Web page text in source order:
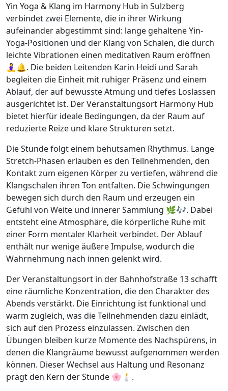
Yin Yoga & Klang im Harmony Hub in Sulzberg
verbindet zwei Elemente, die in ihrer Wirkung
aufeinander abgestimmt sind: lange gehaltene Yin-
Yoga-Positionen und der Klang von Schalen, die durch
leichte Vibrationen einen meditativen Raum eröffnen
🧘‍♀️🔔. Die beiden Leitenden Karin Heidi und Sarah
begleiten die Einheit mit ruhiger Präsenz und einem
Ablauf, der auf bewusste Atmung und tiefes Loslassen
ausgerichtet ist. Der Veranstaltungsort Harmony Hub
bietet hierfür ideale Bedingungen, da der Raum auf
reduzierte Reize und klare Strukturen setzt.
Die Stunde folgt einem behutsamen Rhythmus. Lange
Stretch-Phasen erlauben es den Teilnehmenden, den
Kontakt zum eigenen Körper zu vertiefen, während die
Klangschalen ihren Ton entfalten. Die Schwingungen
bewegen sich durch den Raum und erzeugen ein
Gefühl von Weite und innerer Sammlung 🌿🎶. Dabei
entsteht eine Atmosphäre, die körperliche Ruhe mit
einer Form mentaler Klarheit verbindet. Der Ablauf
enthält nur wenige äußere Impulse, wodurch die
Wahrnehmung nach innen gelenkt wird.
Der Veranstaltungsort in der Bahnhofstraße 13 schafft
eine räumliche Konzentration, die den Charakter des
Abends verstärkt. Die Einrichtung ist funktional und
warm zugleich, was die Teilnehmenden dazu einlädt,
sich auf den Prozess einzulassen. Zwischen den
Übungen bleiben kurze Momente des Nachspürens, in
denen die Klangräume bewusst aufgenommen werden
können. Dieser Wechsel aus Haltung und Resonanz
prägt den Kern der Stunde 🌸🕯️.